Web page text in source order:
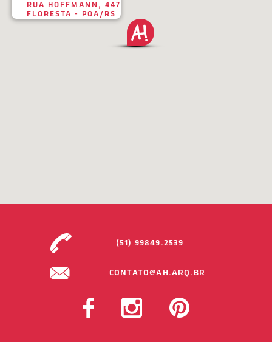
RUA HOFFMANN, 447
FLORESTA - POA/RS
(51) 99849.2539
CONTATO@AH.ARQ.BR
FACEBOOK INSTAGRAM